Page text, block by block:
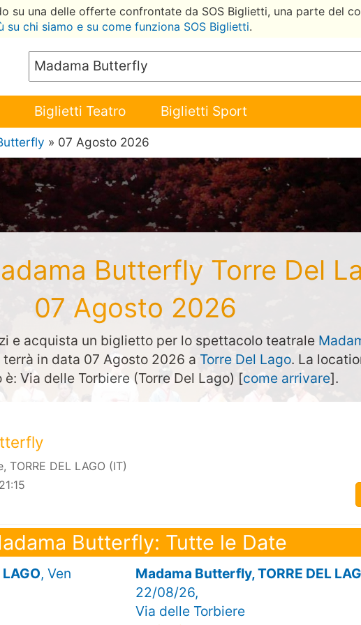
su una delle offerte confrontate da SOS Biglietti, una parte del
su chi siamo e su come funziona SOS Biglietti.
Biglietti Teatro Biglietti Sport
» 07 Agosto 2026
Butterfly Torre Del
07 Agosto 2026
e acquista un biglietto per lo spettacolo teatrale
terrà in data 07 Agosto 2026 a Torre Del Lago. La
Via delle Torbiere (Torre Del Lago) [come arrivare].
TORRE DEL LAGO (IT)
Butterfly: Tutte le Date
, Ven
Madama Butterfly, TORRE DEL
22/08/26,
Via delle Torbiere